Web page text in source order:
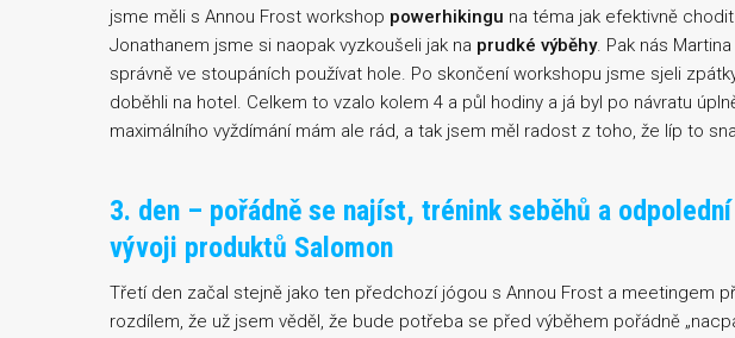
jsme měli s Annou Frost workshop powerhikingu na téma jak efektivně
Jonathanem jsme si naopak vyzkoušeli jak na prudké výběhy. Pak nás
správně ve stoupáních používat hole. Po skončení workshopu jsme sjeli
doběhli na hotel. Celkem to vzalo kolem 4 a půl hodiny a já byl po návratu
maximálního vyždímání mám ale rád, a tak jsem měl radost z toho, že líp to
3. den – pořádně se najíst, trénink seběhů a
vývoji produktů Salomon
Třetí den začal stejně jako ten předchozí jógou s Annou Frost a meetingem
rozdílem, že už jsem věděl, že bude potřeba se před výběhem pořádně